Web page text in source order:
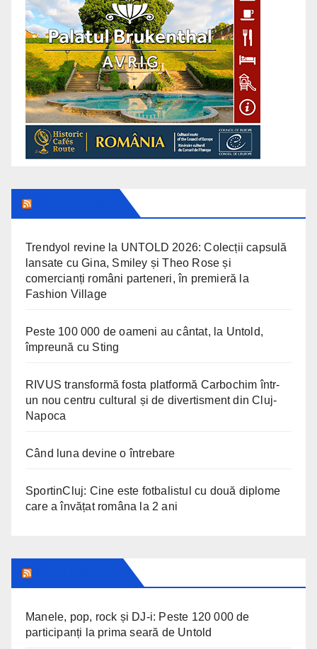
Trendyol revine la UNTOLD 2026: Colecții capsulă
lansate cu Gina, Smiley și Theo Rose și
comercianți români parteneri, în premieră la
Fashion Village
Peste 100 000 de oameni au cântat, la Untold,
împreună cu Sting
RIVUS transformă fosta platformă Carbochim într-
un nou centru cultural și de divertisment din Cluj-
Napoca
Când luna devine o întrebare
SportinCluj: Cine este fotbalistul cu două diplome
care a învățat româna la 2 ani
Manele, pop, rock și DJ-i: Peste 120 000 de
participanți la prima seară de Untold